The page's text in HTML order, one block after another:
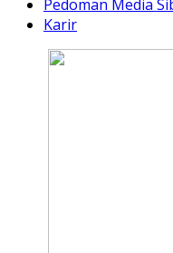
Pedoman Media
Karir